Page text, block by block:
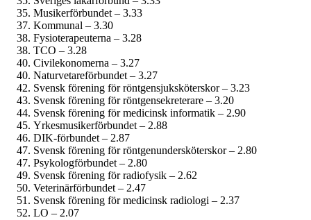
Musiker­förbundet – 3.33
Kommunal – 3.30
Fysioterapeuterna – 3.28
TCO – 3.28
Civil­ekonomerna – 3.27
Naturvetare­förbundet – 3.27
Svensk förening för röntgensjuksköterskor – 3.23
Svensk förening för röntgensekreterare – 3.20
Svensk förening för medicinsk informatik – 2.90
Yrkesmusiker­förbundet – 2.88
DIK-förbundet – 2.87
Svensk förening för röntgenundersköterskor – 2.80
Psykolog­förbundet – 2.80
Svensk förening för radiofysik – 2.62
Veterinärförbundet – 2.47
Svensk förening för medicinsk radiologi – 2.37
LO – 2.07